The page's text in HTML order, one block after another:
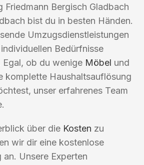
Friedmann Bergisch Gladbach
bist du in besten Händen.
Umzugsdienstleistungen
Bedürfnisse
ob du wenige Möbel und
komplette Haushaltsauflösung
unser erfahrenes Team
über die Kosten zu
wir dir eine kostenlose
Unsere Experten